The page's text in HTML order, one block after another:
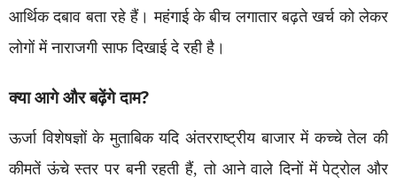
आर्थिक दबाव बता रहे हैं। महंगाई के बीच लगातार बढ़ते खर्च को लेकर
लोगों में नाराजगी साफ दिखाई दे रही है।
क्या आगे और बढ़ेंगे दाम?
ऊर्जा विशेषज्ञों के मुताबिक यदि अंतरराष्ट्रीय बाजार में कच्चे तेल की
कीमतें ऊंचे स्तर पर बनी रहती हैं, तो आने वाले दिनों में पेट्रोल और